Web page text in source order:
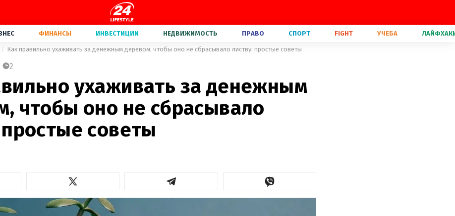
ФИНАНСЫ ИНВЕСТИЦИИ НЕДВИЖИМОСТЬ ПРАВО СПОРТ FIGHT УЧЕБА
Как правильно ухаживать за денежным деревом, чтобы оно не сбрасывало листву: простые советы
2
ухаживать за денежным
чтобы оно не сбрасывало
советы